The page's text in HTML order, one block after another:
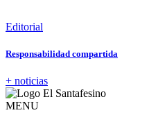
Editorial
Responsabilidad compartida
+ noticias
MENU